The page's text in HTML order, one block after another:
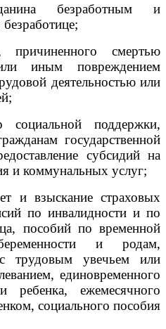
безработным и
смертью
иным повреждением
деятельностью или
социальной поддержки,
государственной
субсидий на
и коммунальных услуг;
и взыскание страховых
по инвалидности и по
пособий по временной
беременности и родам,
трудовым увечьем или
единовременного
ребенка, ежемесячного
социального пособия